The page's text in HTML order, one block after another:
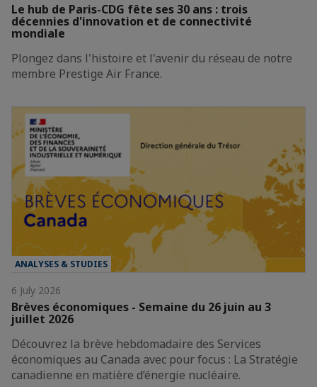
Le hub de Paris-CDG fête ses 30 ans : trois
décennies d'innovation et de connectivité
mondiale
Plongez dans l'histoire et l'avenir du réseau de notre
membre Prestige Air France.
ANALYSES & STUDIES
6 July 2026
Brèves économiques - Semaine du 26 juin au 3
juillet 2026
Découvrez la brève hebdomadaire des Services
économiques au Canada avec pour focus : La Stratégie
canadienne en matière d’énergie nucléaire.